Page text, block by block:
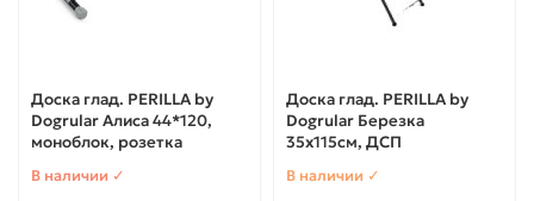
Доска глад. PERILLA by
Dogrular Алиса 44*120,
моноблок, розетка
В наличии ✓
Доска глад. PERILLA by
Dogrular Березка
35х115см, ДСП
В наличии ✓